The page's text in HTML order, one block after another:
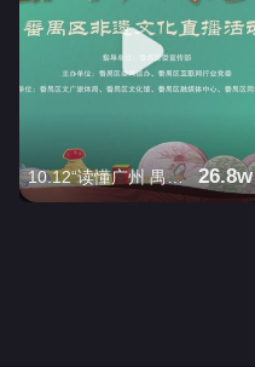
26.8w
10.12“读懂广州 禺见非遗”之花样牛奶篇